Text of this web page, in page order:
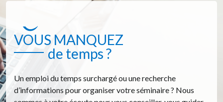
VOUS MANQUEZ
de temps ?
Un emploi du temps surchargé ou une recherche
d’informations pour organiser votre séminaire ? Nous